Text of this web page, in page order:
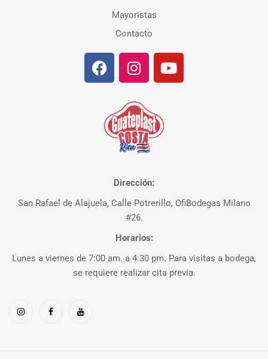
Mayoristas
Contacto
Dirección:
San Rafael de Alajuela, Calle Potrerillo, OfiBodegas Milano
#26.
Horarios:
Lunes a viernes de 7:00 am. a 4:30 pm. Para visitas a bodega,
se requiere realizar cita previa.